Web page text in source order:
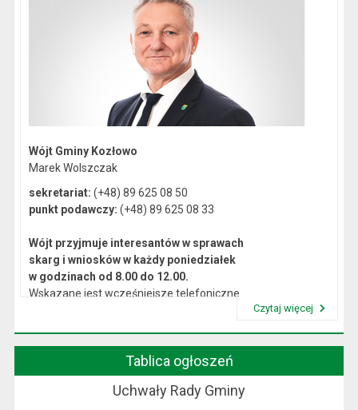
Wójt Gminy Kozłowo
Marek Wolszczak
sekretariat: (+48) 89 625 08 50
punkt podawczy: (+48) 89 625 08 33
Wójt przyjmuje interesantów w sprawach
skarg i wniosków w każdy poniedziałek
w godzinach od 8.00 do 12.00.
Wskazane jest wcześniejsze telefoniczne
Czytaj więcej
Tablica ogłoszeń
Uchwały Rady Gminy